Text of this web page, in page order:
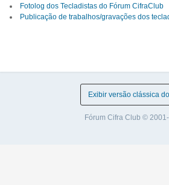
Fotolog dos Tecladistas do Fórum CifraClub
Publicação de trabalhos/gravações dos
Exibir versão clássica
Fórum Cifra Club ©